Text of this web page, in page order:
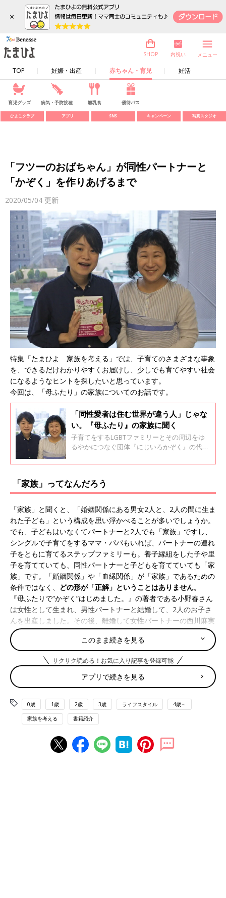
×
TOP 妊娠・出産 赤ちゃん・育児 妊活
SHOP 内祝い メニュー
育児グッズ 病気・予防接種 離乳食 優待パス
ひよこクラブ アプリ SNS キャンペーン 写真スタジオ
「フツーのおばちゃん」が同性パートナーと
「かぞく」を作りあげるまで
2020/05/04 更新
特集「たまひよ 家族を考える」では、子育てのさまざまな事象
を、できるだけわかりやすくお届けし、少しでも育てやすい社会
になるようなヒントを探したいと思っています。
今回は、「母ふたり」の家族についてのお話です。
「同性愛者は住む世界が違う人」じゃな
い。『母ふたり』の家族に聞く
子育てをするLGBTファミリーとその周辺をゆ
るやかにつなぐ団体『にじいろかぞく』の代表
だと自覚したのは、男性パートナーとの結婚、
性パートナーである西川麻実さん（通称麻ちゃ
ん）と3人の子どもと「かぞく」として生活す
るように。
「家族」ってなんだろう
「家族」と聞くと、「婚姻関係にある男女2人と、2人の間に生ま
れた子ども」という構成を思い浮かべることが多いでしょうか。
でも、子どもはいなくてパートナーと2人でも「家族」ですし、
シングルで子育てをするママ・パパもいれば、パートナーの連れ
子をともに育てるステップファミリーも。養子縁組をした子や里
子を育てていても、同性パートナーと子どもを育てていても「家
族」です。「婚姻関係」や「血縁関係」が「家族」であるための
条件ではなく、
どの形が「正解」ということはありません。
『母ふたりで“かぞく”はじめました。』の著者である小野春さん
は女性として生まれ、男性パートナーと結婚して、2人のお子さ
んを出産しました。その後、離婚して女性パートナーの西川麻実
さんと共に暮らすことになり、西川さんのお子さんを含めて3人
の子どもを「母ふたり」で育てることに。
本書には、小野さんが自身のセクシュアリティに気づくまで、男
性パートナーとの結婚・離婚、そして西川さんとの同居という約
20年に渡る「かぞく」の物語がつづられています。
結婚・出産後に自分のセクシュアリティを見直すこ
とも
「自分の恋愛対象は異性である」と、疑うことなく恋愛を経て結
婚に至った人も多い中、小野春さんもそんな人生を歩んできまし
このまま続きを見る
サクサク読める！お気に入り記事を登録可能
アプリで続きを見る
0歳 1歳 2歳 3歳 ライフスタイル 4歳～
家族を考える 書籍紹介